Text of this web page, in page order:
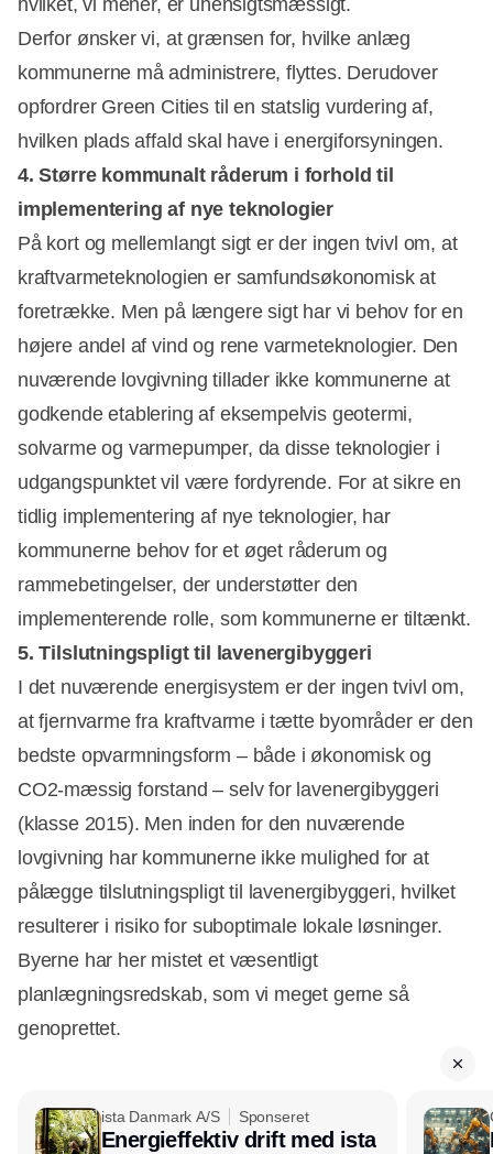
hvilket, vi mener, er uhensigtsmæssigt.
Derfor ønsker vi, at grænsen for, hvilke anlæg
kommunerne må administrere, flyttes. Derudover
opfordrer Green Cities til en statslig vurdering af,
hvilken plads affald skal have i energiforsyningen.
4. Større kommunalt råderum i forhold til
implementering af nye teknologier
På kort og mellemlangt sigt er der ingen tvivl om, at
kraftvarmeteknologien er samfundsøkonomisk at
foretrække. Men på længere sigt har vi behov for en
højere andel af vind og rene varmeteknologier. Den
nuværende lovgivning tillader ikke kommunerne at
godkende etablering af eksempelvis geotermi,
solvarme og varmepumper, da disse teknologier i
udgangspunktet vil være fordyrende. For at sikre en
tidlig implementering af nye teknologier, har
kommunerne behov for et øget råderum og
rammebetingelser, der understøtter den
implementerende rolle, som kommunerne er tiltænkt.
5. Tilslutningspligt til lavenergibyggeri
I det nuværende energisystem er der ingen tvivl om,
at fjernvarme fra kraftvarme i tætte byområder er den
bedste opvarmningsform – både i økonomisk og
CO2-mæssig forstand – selv for lavenergibyggeri
(klasse 2015). Men inden for den nuværende
lovgivning har kommunerne ikke mulighed for at
pålægge tilslutningspligt til lavenergibyggeri, hvilket
resulterer i risiko for suboptimale lokale løsninger.
Byerne har her mistet et væsentligt
planlægningsredskab, som vi meget gerne så
genoprettet.
ista Danmark A/S Sponseret
Energieffektiv drift med ista